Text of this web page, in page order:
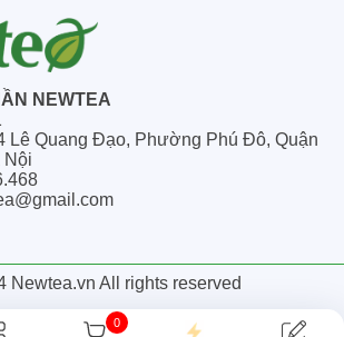
0
NEWTEA
Lê Quang Đạo, Phường Phú Đô, Quận
Nội
Newtea.vn All rights reserved